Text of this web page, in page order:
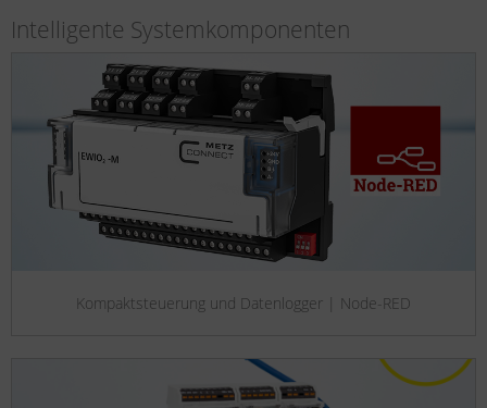
Intelligente Systemkomponenten
Kompaktsteuerung und Datenlogger | Node-RED